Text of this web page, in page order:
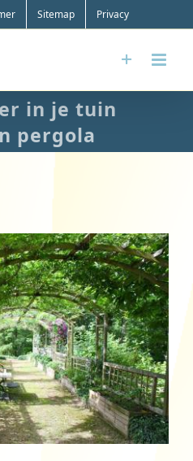
Sitemap Privacy
in je tuin
pergola